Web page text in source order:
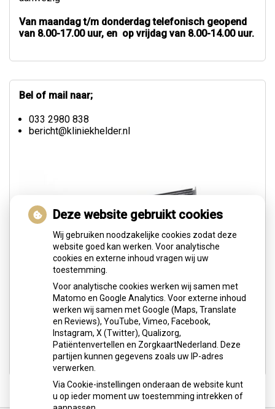
Van maandag t/m donderdag telefonisch geopend
van 8.00-17.00 uur, en op vrijdag van 8.00-14.00 uur.
Bel of mail naar;
033 2980 838
bericht@kliniekhelder.nl
Deze website gebruikt cookies
Wij gebruiken noodzakelijke cookies zodat deze
website goed kan werken. Voor analytische
cookies en externe inhoud vragen wij uw
toestemming.
Voor analytische cookies werken wij samen met
Matomo en Google Analytics. Voor externe inhoud
werken wij samen met Google (Maps, Translate
en Reviews), YouTube, Vimeo, Facebook,
Instagram, X (Twitter), Qualizorg,
Patiëntenvertellen en ZorgkaartNederland. Deze
partijen kunnen gegevens zoals uw IP-adres
verwerken.
Via Cookie-instellingen onderaan de website kunt
u op ieder moment uw toestemming intrekken of